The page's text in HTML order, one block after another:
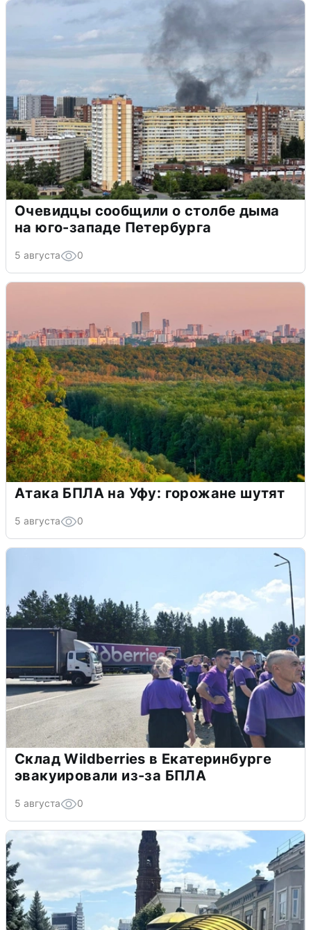
Очевидцы сообщили о столбе дыма
на юго-западе Петербурга
5 августа 0
Атака БПЛА на Уфу: горожане шутят
5 августа 0
Склад Wildberries в Екатеринбурге
эвакуировали из-за БПЛА
5 августа 0